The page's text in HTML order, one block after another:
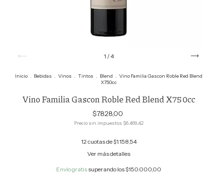
1 /4
Inicio . Bebidas . Vinos . Tintos . Blend . Vino Familia Gascon Roble Red Blend
X750cc
Vino Familia Gascon Roble Red Blend X750cc
$7.828,00
Precio sin impuestos $6.469,42
12 cuotas de$1.158,54
Ver más detalles
Envío gratis superando los$150.000,00